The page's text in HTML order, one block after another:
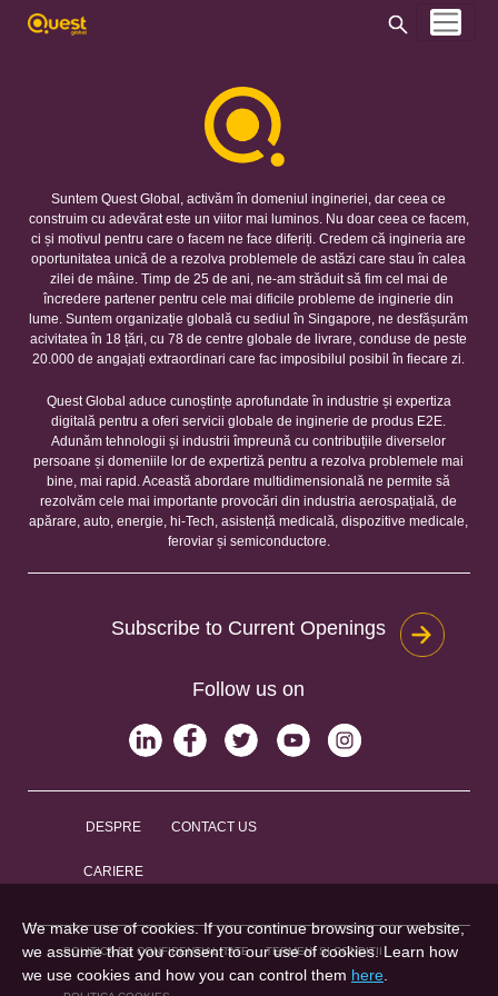
Suntem Quest Global, activăm în domeniul ingineriei, dar ceea ce
construim cu adevărat este un viitor mai luminos. Nu doar ceea ce facem,
ci și motivul pentru care o facem ne face diferiți. Credem că ingineria are
oportunitatea unică de a rezolva problemele de astăzi care stau în calea
zilei de mâine. Timp de 25 de ani, ne-am străduit să fim cel mai de
încredere partener pentru cele mai dificile probleme de inginerie din
lume. Suntem organizație globală cu sediul în Singapore, ne desfășurăm
acivitatea în 18 țări, cu 78 de centre globale de livrare, conduse de peste
20.000 de angajați extraordinari care fac imposibilul posibil în fiecare zi.
Quest Global aduce cunoștințe aprofundate în industrie și expertiza
digitală pentru a oferi servicii globale de inginerie de produs E2E.
Adunăm tehnologii și industrii împreună cu contribuțiile diverselor
persoane și domeniile lor de expertiză pentru a rezolva problemele mai
bine, mai rapid. Această abordare multidimensională ne permite să
rezolvăm cele mai importante provocări din industria aerospațială, de
apărare, auto, energie, hi-Tech, asistență medicală, dispozitive medicale,
feroviar și semiconductore.
Subscribe to Current Openings
Follow us on
DESPRE CONTACT US
CARIERE
POLITICA DE CONFIDENȚIALITATE TERMENI ȘI CONDIȚII
We make use of cookies. If you continue browsing our website,
we assume that you consent to our use of cookies. Learn how
we use cookies and how you can control them here